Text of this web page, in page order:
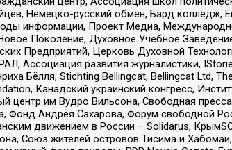
Немецко-русский обмен, Бард
информации, Проект Медиа,
Поколение, Духовное Учебное
Предприятий, Церковь Духовной
Ассоциация развития журналистики,
Бёлля, Stichting Bellingcat, Bellingcat Ltd,
Канадский украинский конгресс,
центр им Вудро Вильсона, Свободная
Фонд Андрея Сахарова, Форум свободной
движением в России – Solidarus,
Союз жителей островов Тисима и